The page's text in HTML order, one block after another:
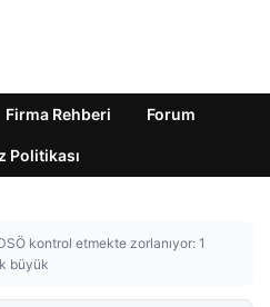
Firma Rehberi Forum
Politikası
kontrol etmekte zorlanıyor: 1
büyük